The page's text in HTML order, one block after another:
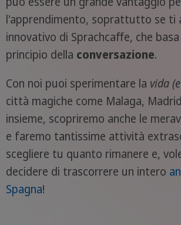
l'apprendimento, soprattutto se ti
innovativo di Sprachcaffe, che
principio della conversazione.
Con noi puoi sperimentare la vida
città magiche come Malaga,
insieme, scopriremo anche le
e faremo tantissime attività
scegliere tu quanto rimanere e,
decidere di trascorrere un intero
Spagna!